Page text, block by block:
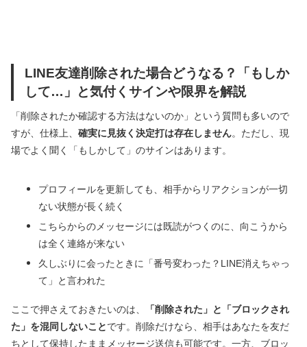
LINE友達削除された場合どうなる？「もしか
して…」と気付くサインや限界を解説
「削除されたか確認する方法はないのか」という質問も多いので
すが、仕様上、 確実に見抜く決定打は存在しません。ただし、現
場でよく聞く「もしかして」のサインはあります。
プロフィールを更新しても、相手からリアクションが一切
ない状態が長く続く
こちらからのメッセージには既読がつくのに、向こうから
は全く連絡が来ない
久しぶりに会ったときに「番号変わった？LINE消えちゃっ
て」と言われた
ここで押さえておきたいのは、
「削除された」と「ブロックされ
た」を混同しないことです。削除だけなら、相手はあなたを友だ
ちとして保持したままメッセージ送信も可能です。一方、ブロッ